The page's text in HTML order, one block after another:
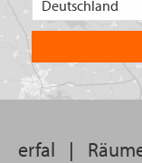
erfal |